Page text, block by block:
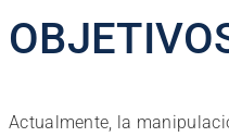
Actualmente, la